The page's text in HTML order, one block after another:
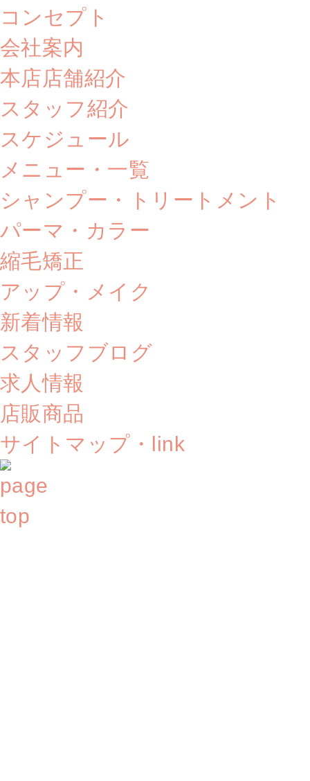
コンセプト
会社案内
本店店舗紹介
スタッフ紹介
スケジュール
メニュー・一覧
シャンプー・トリートメント
パーマ・カラー
縮毛矯正
アップ・メイク
新着情報
スタッフブログ
求人情報
店販商品
サイトマップ・link